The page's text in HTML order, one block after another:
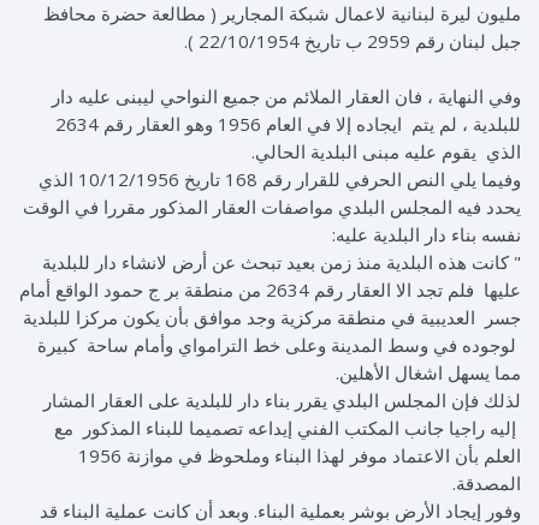
مليون ليرة لبنانية لاعمال شبكة المجارير ( مطالعة حضرة محافظ
جبل لبنان رقم 2959 ب تاريخ 22/10/1954 ).
وفي النهاية ، فان العقار الملائم من جميع النواحي ليبنى عليه دار
للبلدية ، لم يتم ايجاده إلا في العام 1956 وهو العقار رقم 2634
الذي يقوم عليه مبنى البلدية الحالي.
وفيما يلي النص الحرفي للقرار رقم 168 تاريخ 10/12/1956 الذي
يحدد فيه المجلس البلدي مواصفات العقار المذكور مقررا في الوقت
نفسه بناء دار البلدية عليه:
" كانت هذه البلدية منذ زمن بعيد تبحث عن أرض لانشاء دار للبلدية
عليها فلم تجد الا العقار رقم 2634 من منطقة بر ج حمود الواقع أمام
جسر العديبية في منطقة مركزية وجد موافق بأن يكون مركزا للبلدية
لوجوده في وسط المدينة وعلى خط الترامواي وأمام ساحة كبيرة
مما يسهل اشغال الأهلين.
لذلك فإن المجلس البلدي يقرر بناء دار للبلدية على العقار المشار
إليه راجيا جانب المكتب الفني إيداعه تصميما للبناء المذكور مع
العلم بأن الاعتماد موفر لهذا البناء وملحوظ في موازنة 1956
المصدقة.
وفور إيجاد الأرض بوشر بعملية البناء. وبعد أن كانت عملية البناء قد